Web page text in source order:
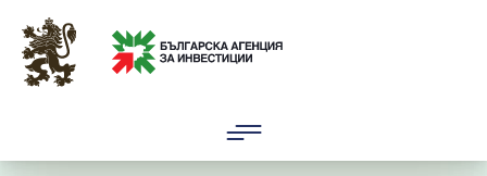
ОБЕКТИ
2025 © Българска Агенция за инвестиции